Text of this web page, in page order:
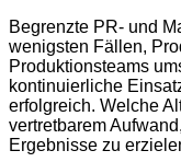
Begrenzte PR- und
wenigsten Fällen,
Produktionsteams
kontinuierliche
erfolgreich. Welche
vertretbarem
Ergebnisse zu